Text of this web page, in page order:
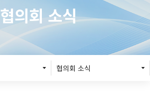
협의회 소식
협의회 소식